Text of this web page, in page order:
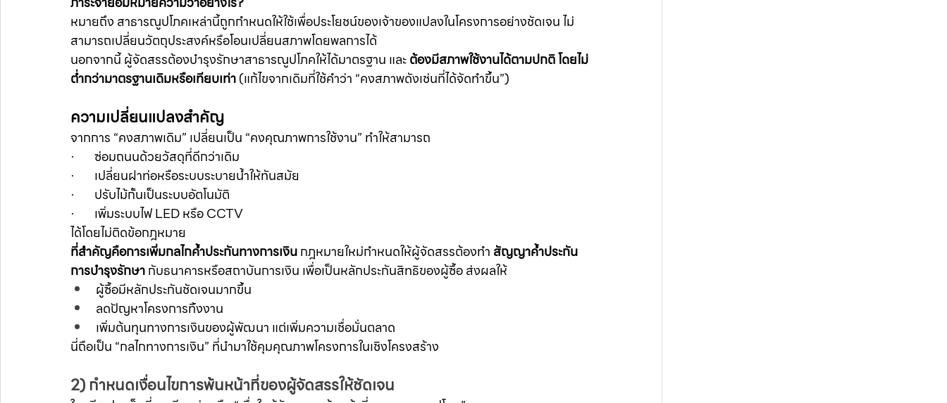
หมายถึง สาธารณูปโภคเหล่านี้ถูกกำหนดให้ใช้เพื่อประโยชน์ของเจ้าของแปลงในโครงการอย่างชัดเจน ไม่
สามารถเปลี่ยนวัตถุประสงค์หรือโอนเปลี่ยนสภาพโดยพลการได้
นอกจากนี้ ผู้จัดสรรต้องบำรุงรักษาสาธารณูปโภคให้ได้มาตรฐาน และ ต้องมีสภาพใช้งานได้ตามปกติ โดยไม่
ต่ำกว่ามาตรฐานเดิมหรือเทียบเท่า (แก้ไขจากเดิมที่ใช้คำว่า “คงสภาพดังเช่นที่ได้จัดทำขึ้น”)
ความเปลี่ยนแปลงสำคัญ
จากการ “คงสภาพเดิม” เปลี่ยนเป็น “คงคุณภาพการใช้งาน” ทำให้สามารถ
·       ซ่อมถนนด้วยวัสดุที่ดีกว่าเดิม
·       เปลี่ยนฝาท่อหรือระบบระบายน้ำให้ทันสมัย
·       ปรับไม้กั้นเป็นระบบอัตโนมัติ
·       เพิ่มระบบไฟ LED หรือ CCTV
ได้โดยไม่ติดข้อกฎหมาย
ที่สำคัญคือการเพิ่มกลไกค้ำประกันทางการเงิน กฎหมายใหม่กำหนดให้ผู้จัดสรรต้องทำ สัญญาค้ำประกัน
การบำรุงรักษา กับธนาคารหรือสถาบันการเงิน เพื่อเป็นหลักประกันสิทธิของผู้ซื้อ ส่งผลให้
ผู้ซื้อมีหลักประกันชัดเจนมากขึ้น
ลดปัญหาโครงการทิ้งงาน
เพิ่มต้นทุนทางการเงินของผู้พัฒนา แต่เพิ่มความเชื่อมั่นตลาด
นี่ถือเป็น “กลไกทางการเงิน” ที่นำมาใช้คุมคุณภาพโครงการในเชิงโครงสร้าง
2) กำหนดเงื่อนไขการพ้นหน้าที่ของผู้จัดสรรให้ชัดเจน